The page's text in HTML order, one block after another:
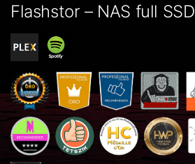
Flashstor – NAS full SSD